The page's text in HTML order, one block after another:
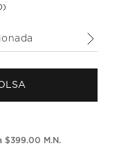
$399.00 M.N.